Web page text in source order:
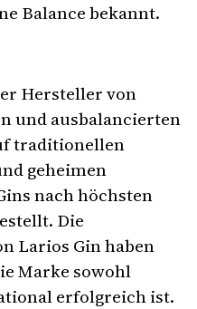
Balance bekannt.
Hersteller von
und ausbalancierten
traditionellen
geheimen
nach höchsten
Die
Larios Gin haben
Marke sowohl
erfolgreich ist.